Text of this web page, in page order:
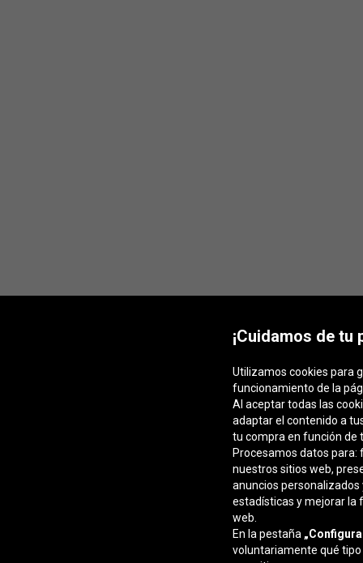
¡Cuidamos de tu
Utilizamos cookies para
funcionamiento de la
Al aceptar todas las
adaptar el contenido a
tu compra en función de
Procesamos datos para:
nuestros sitios web,
anuncios personalizados
estadísticas y mejorar la
web.
En la pestaña
voluntariamente qué